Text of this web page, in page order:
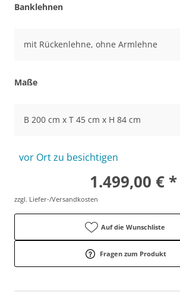
Banklehnen
mit Rückenlehne, ohne Armlehne
Maße
B 200 cm x T 45 cm x H 84 cm
vor Ort zu besichtigen
1.499,00 € *
zzgl. Liefer-/Versandkosten
Auf die Wunschliste
Fragen zum Produkt